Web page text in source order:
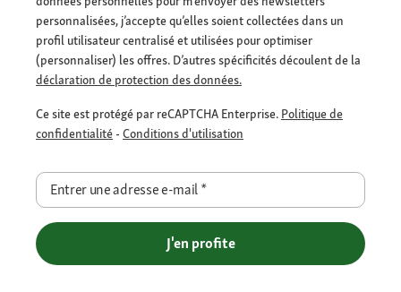
personnalisées, j’accepte qu’elles soient collectées dans un
profil utilisateur centralisé et utilisées pour optimiser
(personnaliser) les offres. D’autres spécificités découlent de la
déclaration de protection des données.
Ce site est protégé par reCAPTCHA Enterprise. Politique de
confidentialité - Conditions d'utilisation
Entrer une adresse e-mail*
J'en profite